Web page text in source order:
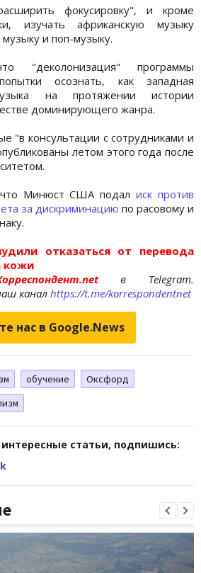
фокусировку", и кроме
изучать африканскую музыку
и поп-музыку.
"деколонизация" программы
осознать, как западная
на протяжении истории
доминирующего жанра.
"в консультации с сотрудниками и
летом этого года после
что Минюст США подалиск против
за дискриминацию по расовому и
отказаться от перевода
кожи
в Telegram.
канал https://t.me/korrespondentnet
нас в Google.News
обучение
Оксфорд
статьи, подпишись: